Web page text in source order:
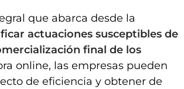
que abarca desde la
actuaciones susceptibles de
final de los
online, las empresas pueden
de eficiencia y obtener de